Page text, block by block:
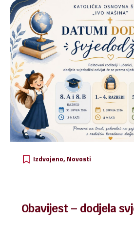
Izdvojeno Novosti
Obavijest – dodjela